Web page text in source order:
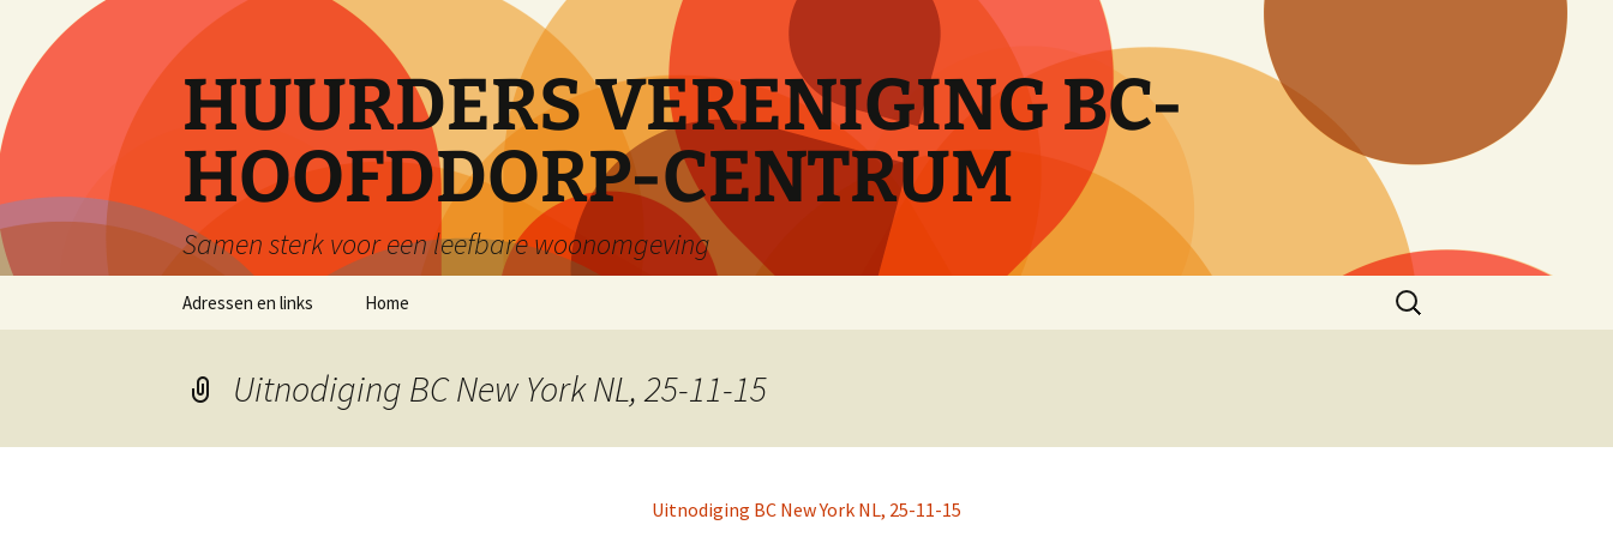
inhoud
HUURDERS VERENIGING BC-
HOOFDDORP-CENTRUM
Samen sterk voor een leefbare woonomgeving
Adressen en links Home
Zoeken
naar:
Uitnodiging BC New York NL, 25-11-15
Uitnodiging BC New York NL, 25-11-15